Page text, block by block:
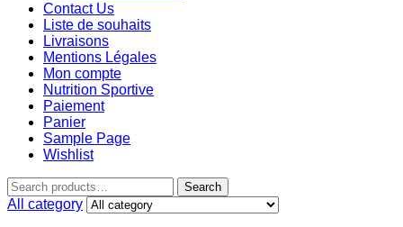
Contact Us
Liste de souhaits
Livraisons
Mentions Légales
Mon compte
Nutrition Sportive
Paiement
Panier
Sample Page
Wishlist
Search
All category